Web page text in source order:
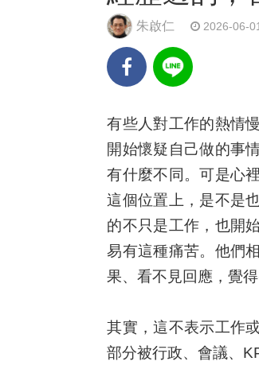
朱啟仁 2026-06-
有些人對工作的熱情
開始懷疑自己做的事
有什麼不同。可是心
這個位置上，是不是
的不只是工作，也開
易有這種痛苦。他們
果、看不見回應，覺
其實，這不表示工作
部分被行政、會議、